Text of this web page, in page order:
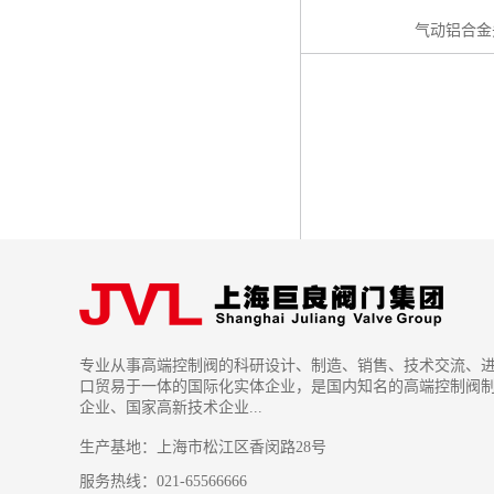
气动铝合
专业从事高端控制阀的科研设计、制造、销售、技术交流、
口贸易于一体的国际化实体企业，是国内知名的高端控制阀
企业、国家高新技术企业...
生产基地：上海市松江区香闵路28号
服务热线：021-65566666